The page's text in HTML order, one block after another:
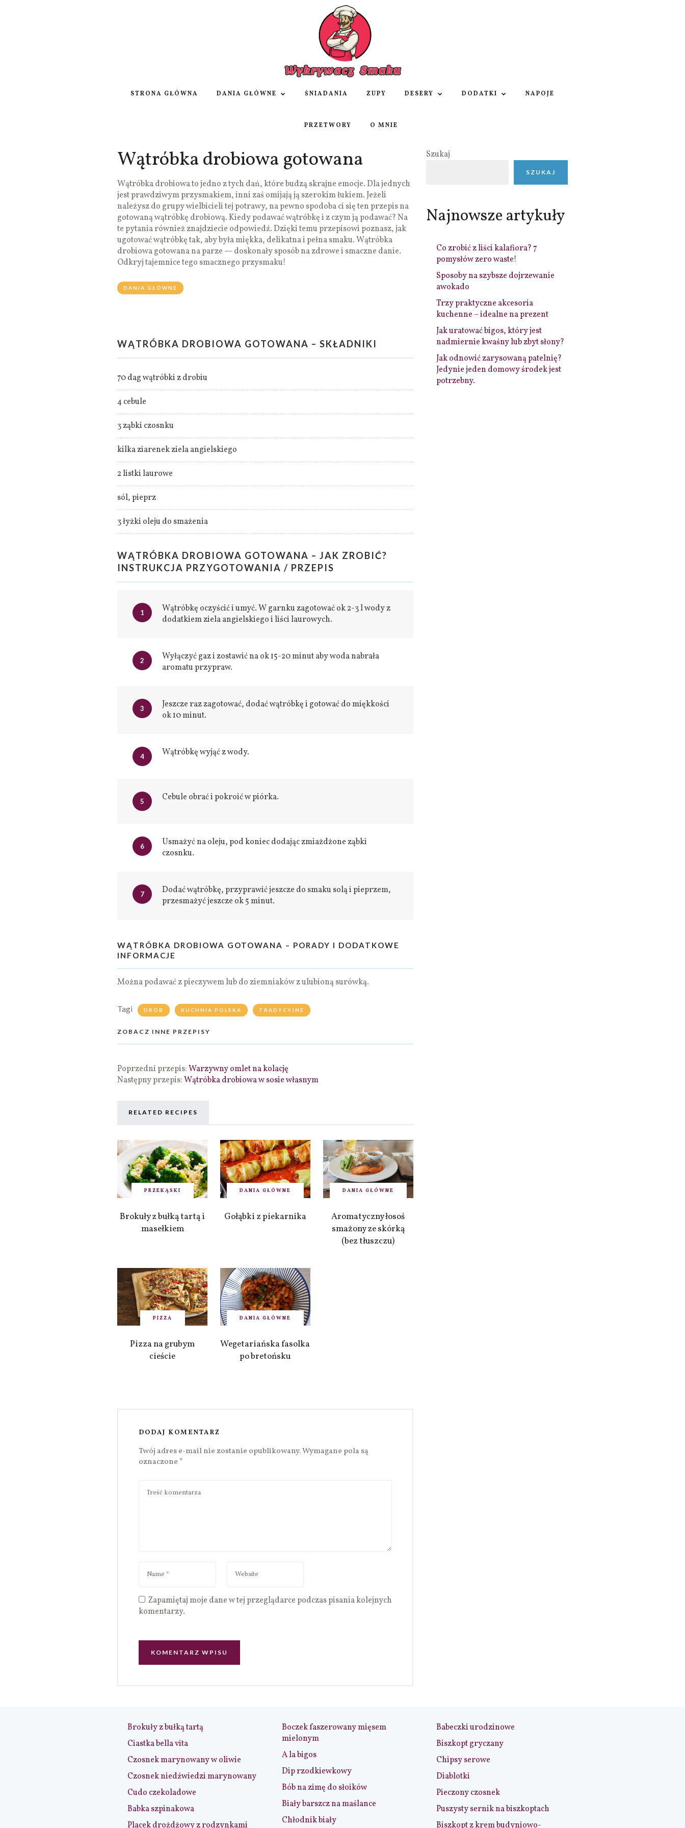
STRONA GŁÓWNA DANIA GŁÓWNE ŚNIADANIA ZUPY DESERY DODATKI NAPOJE
PRZETWORY O MNIE
Wątróbka drobiowa gotowana
Wątróbka drobiowa to jedno z tych dań, które budzą skrajne emocje. Dla jednych
jest prawdziwym przysmakiem, inni zaś omijają ją szerokim łukiem. Jeżeli
należysz do grupy wielbicieli tej potrawy, na pewno spodoba ci się ten przepis na
gotowaną wątróbkę drobiową. Kiedy podawać wątróbkę i z czym ją podawać? Na
te pytania również znajdziecie odpowiedź. Dzięki temu przepisowi poznasz, jak
ugotować wątróbkę tak, aby była miękka, delikatna i pełna smaku. Wątróbka
drobiowa gotowana na parze — doskonały sposób na zdrowe i smaczne danie.
Odkryj tajemnice tego smacznego przysmaku!
DANIA GŁÓWNE
WĄTRÓBKA DROBIOWA GOTOWANA – SKŁADNIKI
70 dag wątróbki z drobiu
4 cebule
3 ząbki czosnku
kilka ziarenek ziela angielskiego
2 listki laurowe
sól, pieprz
3 łyżki oleju do smażenia
WĄTRÓBKA DROBIOWA GOTOWANA – JAK ZROBIĆ?
INSTRUKCJA PRZYGOTOWANIA / PRZEPIS
1
Wątróbkę oczyścić i umyć. W garnku zagotować ok 2-3 l wody z
dodatkiem ziela angielskiego i liści laurowych.
2
Wyłączyć gaz i zostawić na ok 15-20 minut aby woda nabrała
aromatu przypraw.
3
Jeszcze raz zagotować, dodać wątróbkę i gotować do miękkości
ok 10 minut.
4 Wątróbkę wyjąć z wody.
5 Cebule obrać i pokroić w piórka.
6
Usmażyć na oleju, pod koniec dodając zmiażdżone ząbki
czosnku.
7
Dodać wątróbkę, przyprawić jeszcze do smaku solą i pieprzem,
przesmażyć jeszcze ok 5 minut.
WĄTRÓBKA DROBIOWA GOTOWANA – PORADY I DODATKOWE
INFORMACJE
Można podawać z pieczywem lub do ziemniaków z ulubioną surówką.
Tagi DRÓB KUCHNIA POLSKA TRADYCYJNE
ZOBACZ INNE PRZEPISY
Poprzedni przepis:Warzywny omlet na kolację
Następny przepis:Wątróbka drobiowa w sosie własnym
RELATED RECIPES
PRZEKĄSKI
Brokuły z bułką tartą i
masełkiem
DANIA GŁÓWNE
Gołąbki z piekarnika
DANIA GŁÓWNE
Aromatyczny łosoś
smażony ze skórką
(bez tłuszczu)
PIZZA
Pizza na grubym
cieście
DANIA GŁÓWNE
Wegetariańska fasolka
po bretońsku
DODAJ KOMENTARZ
Twój adres e-mail nie zostanie opublikowany.Wymagane pola są
oznaczone *
Zapamiętaj moje dane w tej przeglądarce podczas pisania kolejnych
komentarzy.
Szukaj
SZUKAJ
Najnowsze artykuły
Co zrobić z liści kalafiora? 7
pomysłów zero waste!
Sposoby na szybsze dojrzewanie
awokado
Trzy praktyczne akcesoria
kuchenne – idealne na prezent
Jak uratować bigos, który jest
nadmiernie kwaśny lub zbyt słony?
Jak odnowić zarysowaną patelnię?
Jedynie jeden domowy środek jest
potrzebny.
Brokuły z bułką tartą
Ciastka bella vita
Czosnek marynowany w oliwie
Czosnek niedźwiedzi marynowany
Cudo czekoladowe
Babka szpinakowa
Placek drożdżowy z rodzynkami
Boczek faszerowany mięsem
mielonym
A la bigos
Dip rzodkiewkowy
Bób na zimę do słoików
Biały barszcz na maślance
Chłodnik biały
Babeczki urodzinowe
Biszkopt gryczany
Chipsy serowe
Diablotki
Pieczony czosnek
Puszysty sernik na biszkoptach
Biszkopt z krem budyniowo-